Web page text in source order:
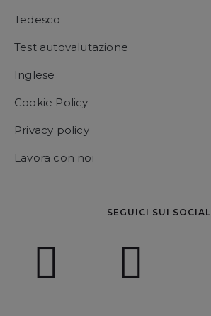
Tedesco
Test autovalutazione
Inglese
Cookie Policy
Privacy policy
Lavora con noi
SEGUICI SUI SOCIAL